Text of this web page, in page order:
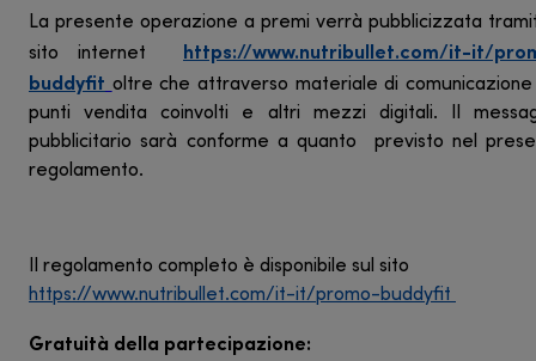
La presente operazione a premi verrà pubblicizzata
sito internet https://www.nutribullet.com/it-it/
buddyfit oltre che attraverso materiale di
punti vendita coinvolti e altri mezzi digitali. Il
pubblicitario sarà conforme a quanto previsto nel
regolamento.
Il regolamento completo è disponibile sul sito
https://www.nutribullet.com/it-it/promo-buddyfit
Gratuità della partecipazione: